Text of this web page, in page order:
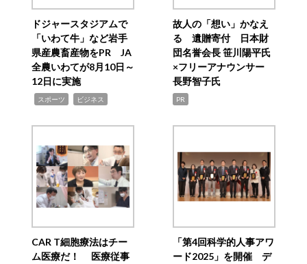
ドジャースタジアムで
「いわて牛」など岩手
県産農畜産物をPR JA
全農いわてが8月10日～
12日に実施
スポーツ ビジネス
故人の「想い」かなえ
る 遺贈寄付 日本財
団名誉会長 笹川陽平氏
×フリーアナウンサー
長野智子氏
PR
CAR T細胞療法はチー
ム医療だ！ 医療従事
「第4回科学的人事アワ
ード2025」を開催 デ